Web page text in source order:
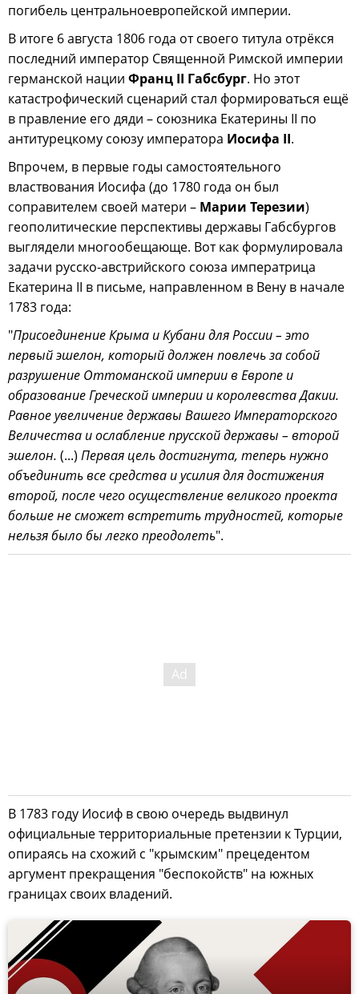
погибель центральноевропейской империи.
В итоге 6 августа 1806 года от своего титула отрёкся
последний император Священной Римской империи
германской нации Франц II Габсбург. Но этот
катастрофический сценарий стал формироваться ещё
в правление его дяди – союзника Екатерины II по
антитурецкому союзу императора Иосифа II.
Впрочем, в первые годы самостоятельного
властвования Иосифа (до 1780 года он был
соправителем своей матери – Марии Терезии)
геополитические перспективы державы Габсбургов
выглядели многообещающе. Вот как формулировала
задачи русско-австрийского союза императрица
Екатерина II в письме, направленном в Вену в начале
1783 года:
"Присоединение Крыма и Кубани для России – это
первый эшелон, который должен повлечь за собой
разрушение Оттоманской империи в Европе и
образование Греческой империи и королевства Дакии.
Равное увеличение державы Вашего Императорского
Величества и ослабление прусской державы – второй
эшелон. (...) Первая цель достигнута, теперь нужно
объединить все средства и усилия для достижения
второй, после чего осуществление великого проекта
больше не сможет встретить трудностей, которые
нельзя было бы легко преодолеть".
В 1783 году Иосиф в свою очередь выдвинул
официальные территориальные претензии к Турции,
опираясь на схожий с "крымским" прецедентом
аргумент прекращения "беспокойств" на южных
границах своих владений.